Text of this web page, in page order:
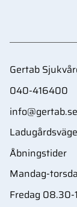
Gertab
040-416400
info@gertab.se
Åbningstider
Mandag-
Fredag